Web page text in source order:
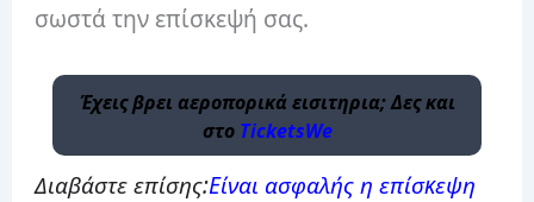
σωστά την επίσκεψή σας.
Έχεις βρει αεροπορικά εισιτηρια; Δες και
στο TicketsWe
Διαβάστε επίσης:Είναι ασφαλής η επίσκεψη